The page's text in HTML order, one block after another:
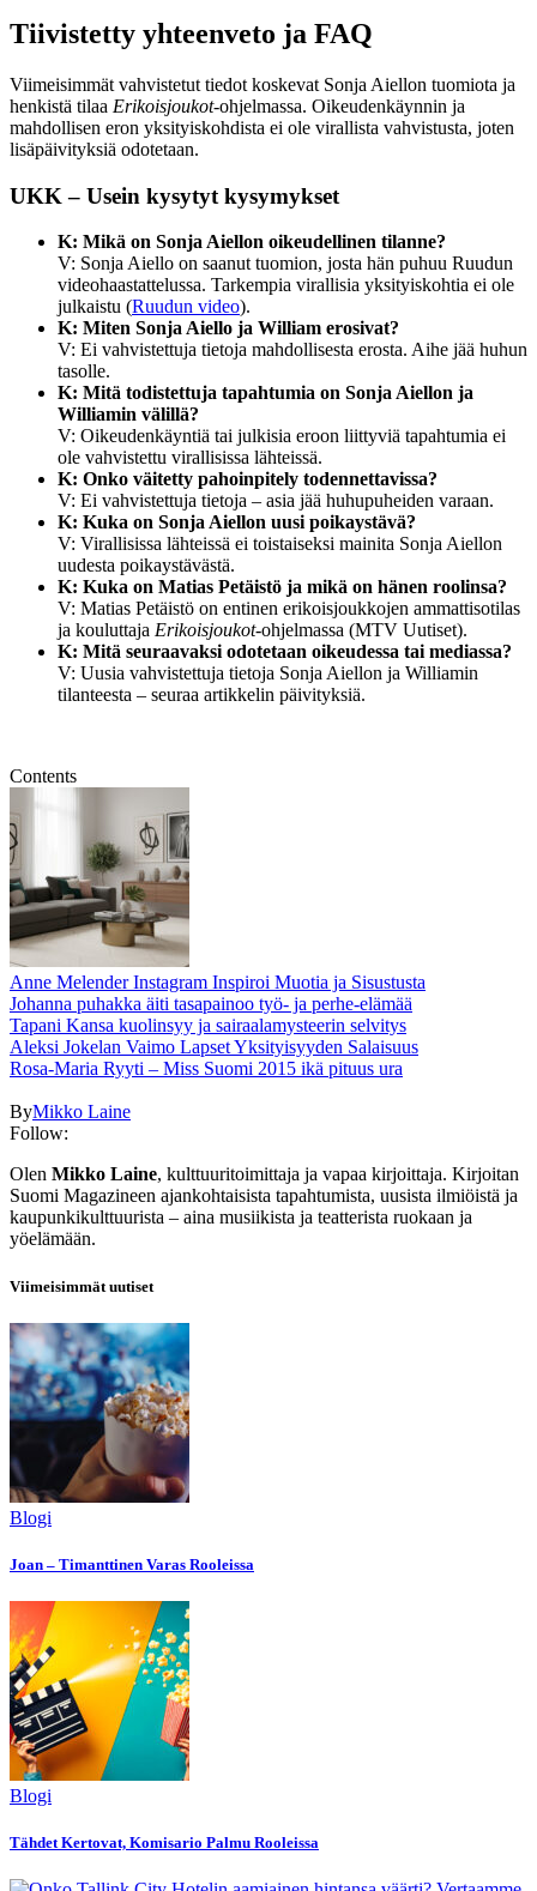
Tiivistetty yhteenveto ja FAQ
Viimeisimmät vahvistetut tiedot koskevat Sonja Aiellon tuomiota ja
henkistä tilaa Erikoisjoukot-ohjelmassa. Oikeudenkäynnin ja
mahdollisen eron yksityiskohdista ei ole virallista vahvistusta, joten
lisäpäivityksiä odotetaan.
UKK – Usein kysytyt kysymykset
K: Mikä on Sonja Aiellon oikeudellinen tilanne?
V: Sonja Aiello on saanut tuomion, josta hän puhuu Ruudun
videohaastattelussa. Tarkempia virallisia yksityiskohtia ei ole
julkaistu (Ruudun video).
K: Miten Sonja Aiello ja William erosivat?
V: Ei vahvistettuja tietoja mahdollisesta erosta. Aihe jää huhun
tasolle.
K: Mitä todistettuja tapahtumia on Sonja Aiellon ja
Williamin välillä?
V: Oikeudenkäyntiä tai julkisia eroon liittyviä tapahtumia ei
ole vahvistettu virallisissa lähteissä.
K: Onko väitetty pahoinpitely todennettavissa?
V: Ei vahvistettuja tietoja – asia jää huhupuheiden varaan.
K: Kuka on Sonja Aiellon uusi poikaystävä?
V: Virallisissa lähteissä ei toistaiseksi mainita Sonja Aiellon
uudesta poikaystävästä.
K: Kuka on Matias Petäistö ja mikä on hänen roolinsa?
V: Matias Petäistö on entinen erikoisjoukkojen ammattisotilas
ja kouluttaja Erikoisjoukot-ohjelmassa (MTV Uutiset).
K: Mitä seuraavaksi odotetaan oikeudessa tai mediassa?
V: Uusia vahvistettuja tietoja Sonja Aiellon ja Williamin
tilanteesta – seuraa artikkelin päivityksiä.
Contents
Anne Melender Instagram Inspiroi Muotia ja Sisustusta
Johanna puhakka äiti tasapainoo työ- ja perhe-elämää
Tapani Kansa kuolinsyy ja sairaalamysteerin selvitys
Aleksi Jokelan Vaimo Lapset Yksityisyyden Salaisuus
Rosa-Maria Ryyti – Miss Suomi 2015 ikä pituus ura
ByMikko Laine
Follow:
Olen Mikko Laine, kulttuuritoimittaja ja vapaa kirjoittaja. Kirjoitan
Suomi Magazineen ajankohtaisista tapahtumista, uusista ilmiöistä ja
kaupunkikulttuurista – aina musiikista ja teatterista ruokaan ja
yöelämään.
Viimeisimmät uutiset
Blogi
Joan – Timanttinen Varas Rooleissa
Blogi
Tähdet Kertovat, Komisario Palmu Rooleissa